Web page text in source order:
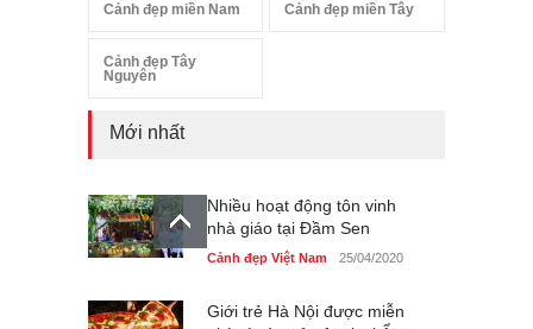
Cảnh đẹp miền Nam Cảnh đẹp miền Tây
Cảnh đẹp Tây
Nguyên
Mới nhất
Nhiều hoạt động tôn vinh
nhà giáo tại Đầm Sen
Cảnh đẹp Việt Nam 25/04/2020
Giới trẻ Hà Nội được miễn